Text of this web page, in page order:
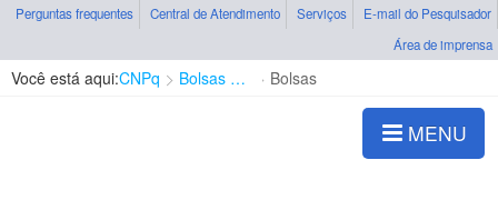
Perguntas frequentes Central de Atendimento Serviços
E-mail do Pesquisador
Área de imprensa
Você está aqui:CNPq Bolsas e Auxílios Vigentes Bolsas
MENU